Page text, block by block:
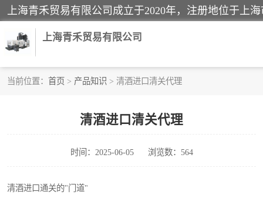
上海青禾贸易有限公司
当前位置： 首页 > 产品知识 > 清酒进口清关代理
清酒进口清关代理
时间：2025-06-05 浏览数：564
清酒进口通关的"门道"
家用电器报关